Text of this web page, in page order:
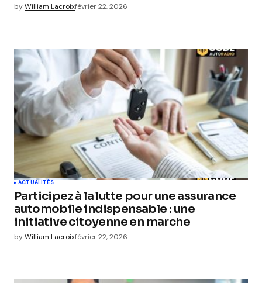
byWilliam Lacroixfévrier 22, 2026
ACTUALITÉS
Participez à la lutte pour une assurance
automobile indispensable : une
initiative citoyenne en marche
byWilliam Lacroixfévrier 22, 2026